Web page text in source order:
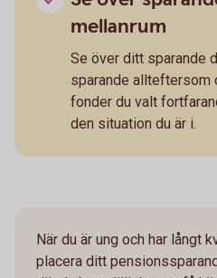
mellanrum
Se över ditt sparande
sparande allteftersom
fonder du valt
den situation du är i.
När du är ung och har långt
placera ditt